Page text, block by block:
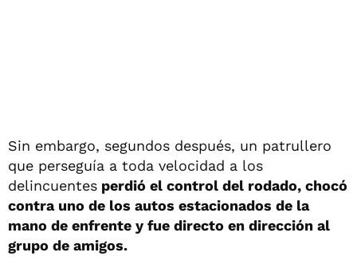
Sin embargo, segundos después, un patrullero
que perseguía a toda velocidad a los
delincuentes perdió el control del rodado, chocó
contra uno de los autos estacionados de la
mano de enfrente y fue directo en dirección al
grupo de amigos.